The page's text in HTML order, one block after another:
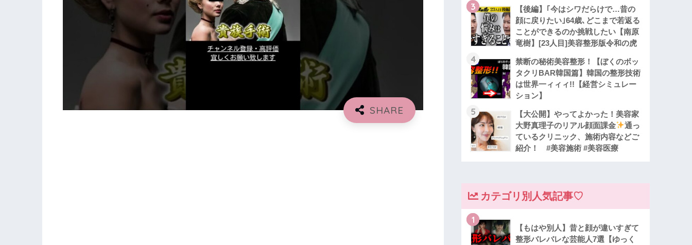
3
【後編】｢今はシワだらけで…昔の
顔に戻りたい｣64歳､どこまで若返る
ことができるのか挑戦したい【南原
竜樹】[23人目]美容整形版令和の虎
4
禁断の秘術美容整形！【ぼくのボッ
タクリBAR韓国篇】韓国の整形技術
は世界一ィィィ!!【経営シミュレー
ション】
5
【大公開】やってよかった！美容家
大野真理子のリアル顔面課金
通っ
ているクリニック、施術内容などご
紹介！ #美容施術 #美容医療
カテゴリ別人気記事♡
1
【もはや別人】昔と顔が違いすぎて
整形バレバレな芸能人7選【ゆっく